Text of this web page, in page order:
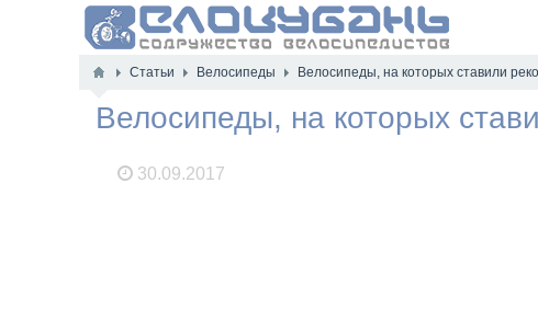
Статьи Велосипеды Велосипеды, на которых ставили
Велосипеды, на которых
30.09.2017